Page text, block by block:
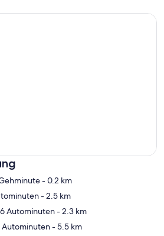
Karte- 0.2 km
- 2.5 km
Autominuten- 2.3 km
Autominuten- 5.5 km